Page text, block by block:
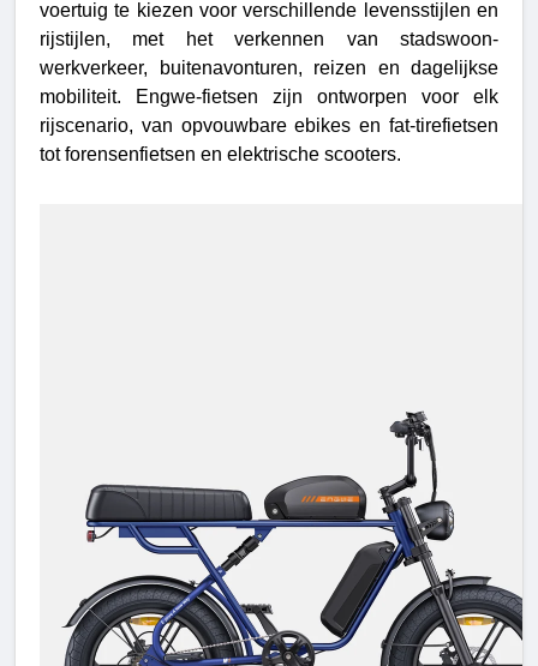
voertuig te kiezen voor verschillende levensstijlen en
rijstijlen, met het verkennen van stadswoon-
werkverkeer, buitenavonturen, reizen en dagelijkse
mobiliteit. Engwe-fietsen zijn ontworpen voor elk
rijscenario, van opvouwbare ebikes en fat-tirefietsen
tot forensenfietsen en elektrische scooters.